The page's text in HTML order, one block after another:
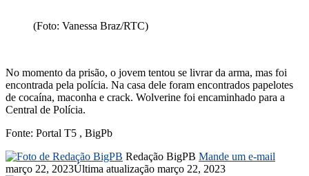
(Foto: Vanessa Braz/RTC)
No momento da prisão, o jovem tentou se livrar da arma, mas foi
encontrada pela polícia. Na casa dele foram encontrados papelotes
de cocaína, maconha e crack. Wolverine foi encaminhado para a
Central de Polícia.
Fonte: Portal T5 , BigPb
Redação BigPB Mande um e-mail
março 22, 2023Última atualização março 22, 2023